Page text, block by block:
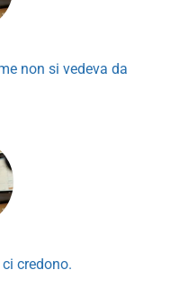
non si vedeva da
credono.